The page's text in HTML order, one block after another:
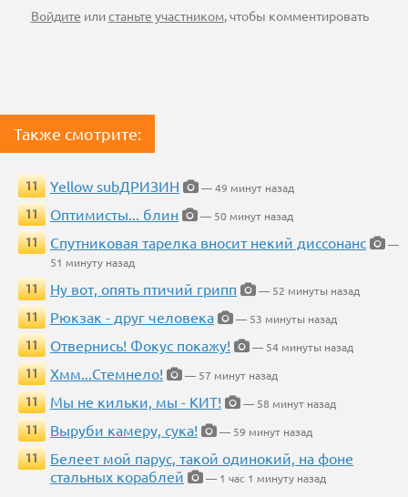
Войдите илистаньте участником, чтобы комментировать
Также смотрите:
11 Yellow subДРИЗИН
— 49 минут назад
11
Оптимисты... блин
— 50 минут назад
11
Спутниковая тарелка вносит некий диссонанс
—
51 минуту назад
11
Ну вот, опять птичий грипп
— 52 минуты назад
11
Рюкзак - друг человека
— 53 минуты назад
11
Отвернись! Фокус покажу!
— 54 минуты назад
11
Хмм...Стемнело!
— 57 минут назад
11
Мы не кильки, мы - КИТ!
— 58 минут назад
11
Выруби камеру, сука!
— 59 минут назад
11
Белеет мой парус, такой одинокий, на фоне
стальных кораблей
— 1 час 1 минуту назад